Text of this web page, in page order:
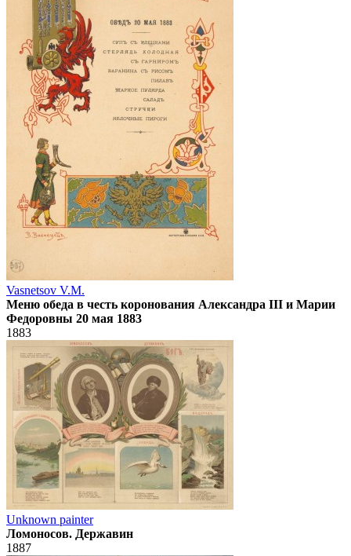
Vasnetsov V.M.
Меню обеда в честь коронования Александра III и Марии
Федоровны 20 мая 1883
1883
Unknown painter
Ломоносов. Державин
1887